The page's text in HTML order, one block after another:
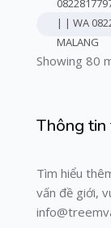
| | WA
MALANG
Showing 80
Thông tin
Tìm hiểu
vấn đề giới,